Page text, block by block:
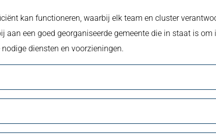
kan functioneren, waarbij elk team en cluster
aan een goed georganiseerde gemeente die in staat is om
diensten en voorzieningen.